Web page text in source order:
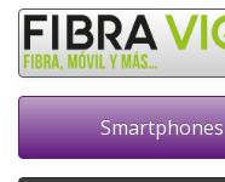
Smartphones